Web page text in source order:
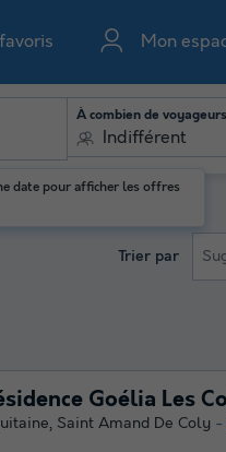
Mon
date pour afficher les offres
À combien de
Indifférent
Trier par
Goélia Les
, Saint Amand De Coly